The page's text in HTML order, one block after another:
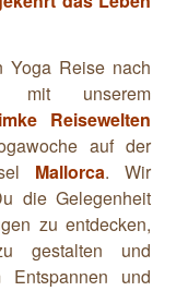
Yoga Reise nach
unserem
Reisewelten
auf der
Mallorca. Wir
die Gelegenheit
zu entdecken,
gestalten und
und